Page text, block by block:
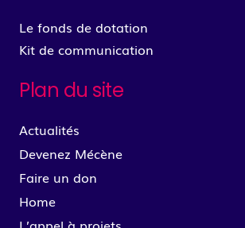
Le fonds de dotation
Kit de communication
Plan du site
Actualités
Devenez Mécène
Faire un don
Home